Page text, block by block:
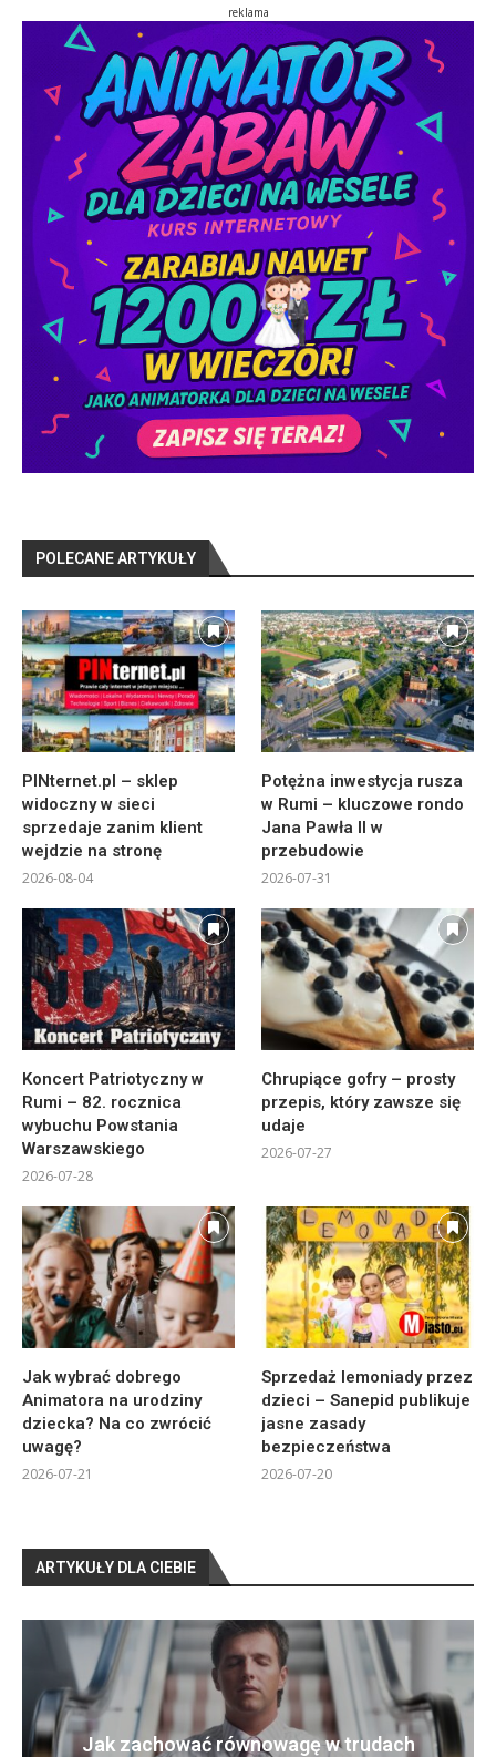
reklama
POLECANE ARTYKUŁY
PINternet.pl – sklep
widoczny w sieci
sprzedaje zanim klient
wejdzie na stronę
2026-08-04
Potężna inwestycja rusza
w Rumi – kluczowe rondo
Jana Pawła II w
przebudowie
2026-07-31
Koncert Patriotyczny w
Rumi – 82. rocznica
wybuchu Powstania
Warszawskiego
2026-07-28
Chrupiące gofry – prosty
przepis, który zawsze się
udaje
2026-07-27
Jak wybrać dobrego
Animatora na urodziny
dziecka? Na co zwrócić
uwagę?
2026-07-21
Sprzedaż lemoniady przez
dzieci – Sanepid publikuje
jasne zasady
bezpieczeństwa
2026-07-20
ARTYKUŁY DLA CIEBIE
Jak zachować równowagę w trudach